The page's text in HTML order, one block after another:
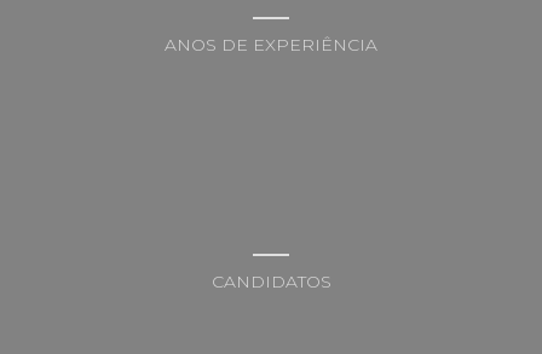
ANOS DE EXPERIÊNCIA
CANDIDATOS